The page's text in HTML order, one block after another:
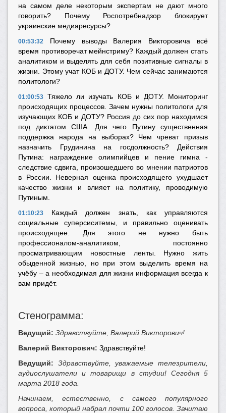
на самом деле некоторым экспертам не дают много
говорить? Почему Роспотребнадзор блокирует
украинские медиаресурсы?
00:53:32 Почему выводы Валерия Викторовича всё
время противоречат мейнстриму? Каждый должен стать
аналитиком и выделять для себя позитивные сигналы в
жизни. Этому учат КОБ и ДОТУ. Чем сейчас занимаются
политологи?
01:00:53 Тяжело ли изучать КОБ и ДОТУ. Мониторинг
происходящих процессов. Зачем нужны политологи для
изучающих КОБ и ДОТУ? Россия до сих пор находимся
под диктатом США. Для чего Путину существенная
поддержка народа на выборах? Чем чреват призыв
назначить Грудинина на госдолжность? Действия
Путина: награждение олимпийцев и пение гимна -
следствие сдвига, произошедшего во мнении патриотов
в России. Неверная оценка происходящего ухудшает
качество жизни и влияет на политику, проводимую
Путиным.
01:10:23 Каждый должен знать, как управляются
социальные суперсиситемы, и правильно оценивать
происходящее. Для этого не нужно быть
профессионалом-аналитиком, постоянно
просматривающим новостные ленты. Нужно жить
обыденной жизнью, но при этом выделить время на
учёбу – а необходимая для жизни информация всегда к
вам придёт.
Стенограмма:
Ведущий: Здравствуйте, Валерий Викторович!
Валерий Викторович: Здравствуйте!
Ведущий: Здравствуйте, уважаемые телезрители,
аудиослушатели и товарищи в студии! Сегодня 5
марта 2018 года.
Начинаем, естественно, с самого популярного
вопроса, который набрал почти 100 голосов. Зачитаю